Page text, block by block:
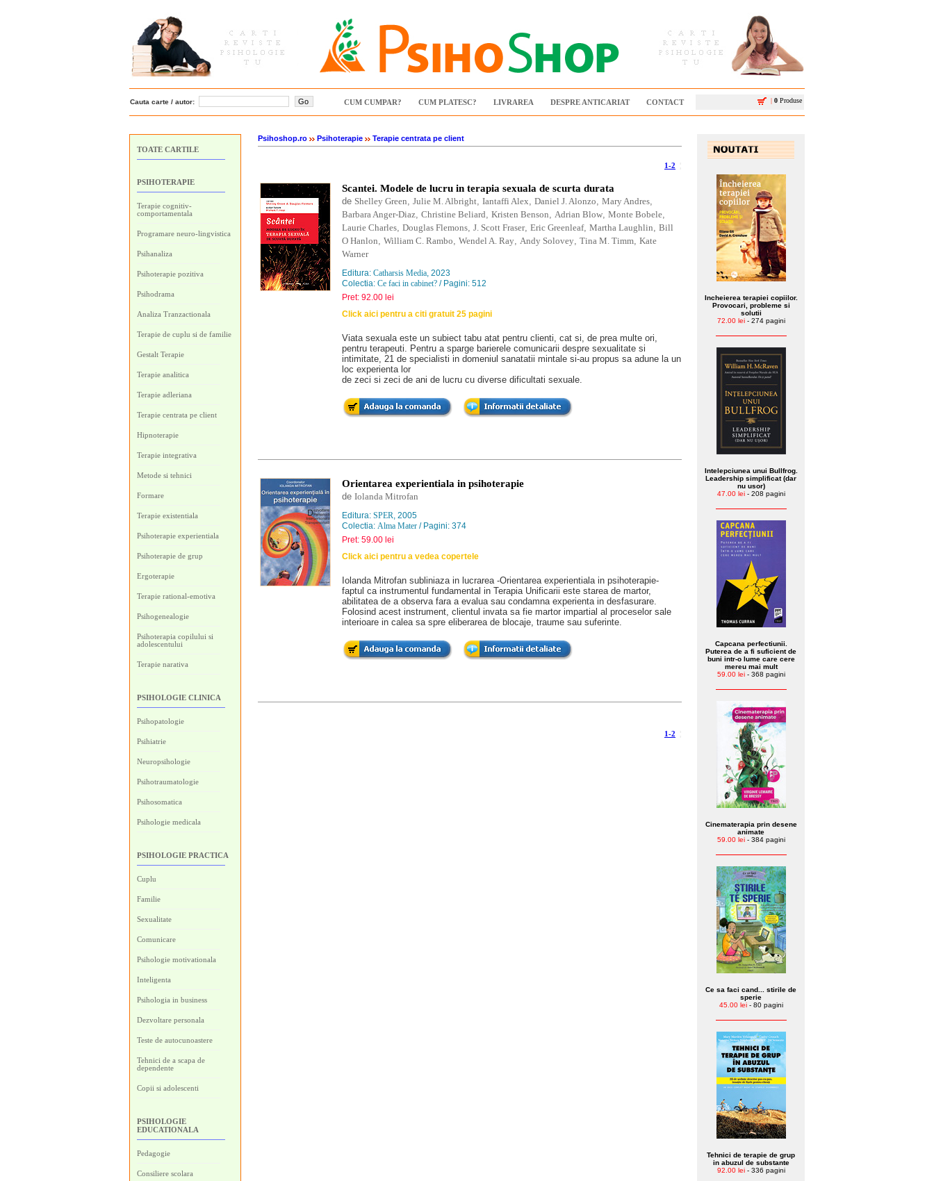
Cauta carte / autor: CUM CUMPAR? CUM PLATESC? LIVRAREA DESPRE ANTICARIAT CONTACT | 0 Produse
TOATE CARTILE
PSIHOTERAPIE
Terapie cognitiv-
comportamentala
Programare neuro-lingvistica
Psihanaliza
Psihoterapie pozitiva
Psihodrama
Analiza Tranzactionala
Terapie de cuplu si de familie
Gestalt Terapie
Terapie analitica
Terapie adleriana
Terapie centrata pe client
Hipnoterapie
Terapie integrativa
Metode si tehnici
Formare
Terapie existentiala
Psihoterapie experientiala
Psihoterapie de grup
Ergoterapie
Terapie rational-emotiva
Psihogenealogie
Psihoterapia copilului si
adolescentului
Terapie narativa
PSIHOLOGIE CLINICA
Psihopatologie
Psihiatrie
Neuropsihologie
Psihotraumatologie
Psihosomatica
Psihologie medicala
PSIHOLOGIE PRACTICA
Cuplu
Familie
Sexualitate
Comunicare
Psihologie motivationala
Inteligenta
Psihologia in business
Dezvoltare personala
Teste de autocunoastere
Tehnici de a scapa de
dependente
Copii si adolescenti
PSIHOLOGIE
EDUCATIONALA
Pedagogie
Consiliere scolara
Psihoshop.ro Psihoterapie Terapie centrata pe client
1-2
Scantei. Modele de lucru in terapia sexuala de scurta durata
de Shelley Green, Julie M. Albright, Iantaffi Alex, Daniel J. Alonzo, Mary Andres,
Barbara Anger-Diaz, Christine Beliard, Kristen Benson, Adrian Blow, Monte Bobele,
Laurie Charles, Douglas Flemons, J. Scott Fraser, Eric Greenleaf, Martha Laughlin, Bill
O Hanlon, William C. Rambo, Wendel A. Ray, Andy Solovey, Tina M. Timm, Kate
Warner
Editura: Catharsis Media, 2023
Colectia: Ce faci in cabinet? / Pagini: 512
Pret: 92.00 lei
Click aici pentru a citi gratuit 25 pagini
Viata sexuala este un subiect tabu atat pentru clienti, cat si, de prea multe ori,
pentru terapeuti. Pentru a sparge barierele comunicarii despre sexualitate si
intimitate, 21 de specialisti in domeniul sanatatii mintale si-au propus sa adune la un
loc experienta lor
de zeci si zeci de ani de lucru cu diverse dificultati sexuale.
Orientarea experientiala in psihoterapie
de Iolanda Mitrofan
Editura: SPER, 2005
Colectia: Alma Mater / Pagini: 374
Pret: 59.00 lei
Click aici pentru a vedea copertele
Iolanda Mitrofan subliniaza in lucrarea -Orientarea experientiala in psihoterapie-
faptul ca instrumentul fundamental in Terapia Unificarii este starea de martor,
abilitatea de a observa fara a evalua sau condamna experienta in desfasurare.
Folosind acest instrument, clientul invata sa fie martor impartial al proceselor sale
interioare in calea sa spre eliberarea de blocaje, traume sau suferinte.
1-2
Incheierea terapiei copiilor.
Provocari, probleme si
solutii
72.00 lei- 274 pagini
Intelepciunea unui Bullfrog.
Leadership simplificat (dar
nu usor)
47.00 lei- 208 pagini
Capcana perfectiunii.
Puterea de a fi suficient de
buni intr-o lume care cere
mereu mai mult
59.00 lei- 368 pagini
Cinematerapia prin desene
animate
59.00 lei- 384 pagini
Ce sa faci cand... stirile de
sperie
45.00 lei- 80 pagini
Tehnici de terapie de grup
in abuzul de substante
92.00 lei- 336 pagini